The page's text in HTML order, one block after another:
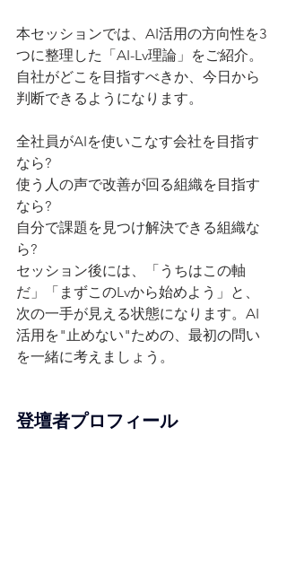
本セッションでは、AI活用の方向性を3
つに整理した「AI-Lv理論」をご紹介。
自社がどこを目指すべきか、今日から
判断できるようになります。
全社員がAIを使いこなす会社を目指す
なら?
使う人の声で改善が回る組織を目指す
なら?
自分で課題を見つけ解決できる組織な
ら?
セッション後には、「うちはこの軸
だ」「まずこのLvから始めよう」と、
次の一手が見える状態になります。AI
活用を"止めない"ための、最初の問い
を一緒に考えましょう。
登壇者プロフィール